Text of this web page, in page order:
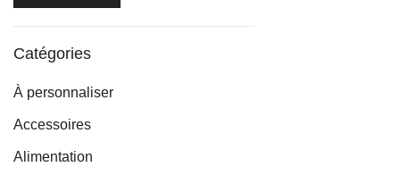
Catégories
À personnaliser
Accessoires
Alimentation